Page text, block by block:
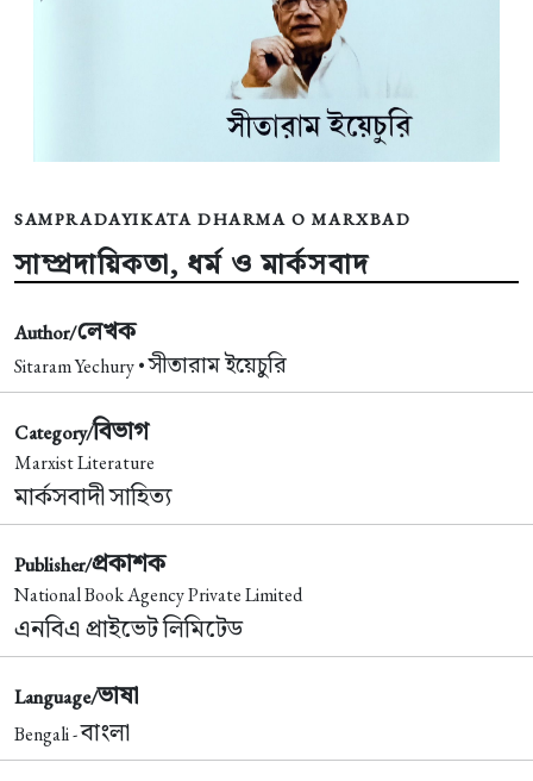
SAMPRADAYIKATA DHARMA O MARXBAD
সাম্প্রদায়িকতা, ধর্ম ও মার্কসবাদ
Author/লেখক
Sitaram Yechury •সীতারাম ইয়েচুরি
Category/বিভাগ
Marxist Literature
মার্কসবাদী সাহিত্য
Publisher/প্রকাশক
National Book Agency Private Limited
এনবিএ প্রাইভেট লিমিটেড
Language/ভাষা
Bengali -বাংলা